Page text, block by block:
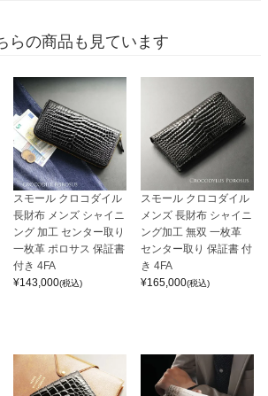
らの商品も見ています
スモール クロコダイル
長財布 メンズ シャイニ
ング 加工 センター取り
一枚革 ポロサス 保証書
付き 4FA
¥143,000(税込)
スモール クロコダイル
メンズ 長財布 シャイニ
ング加工 無双 一枚革
センター取り 保証書 付
き 4FA
¥165,000(税込)